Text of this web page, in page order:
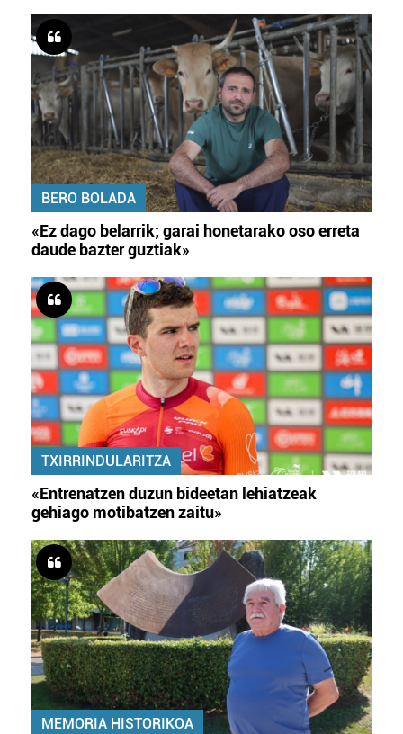
BERO BOLADA
«Ez dago belarrik; garai honetarako oso erreta
daude bazter guztiak»
TXIRRINDULARITZA
«Entrenatzen duzun bideetan lehiatzeak
gehiago motibatzen zaitu»
MEMORIA HISTORIKOA